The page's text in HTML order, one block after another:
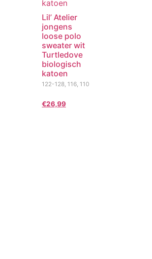
Lil’ Atelier
jongens
loose polo
sweater wit
Turtledove
biologisch
katoen
122-128, 116, 110
€26,99